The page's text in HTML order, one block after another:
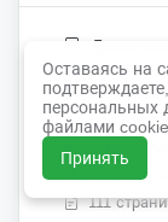
ДЕЛАМ
УФА
111
Оставаясь на
персональных
файлами cookie.
Принять